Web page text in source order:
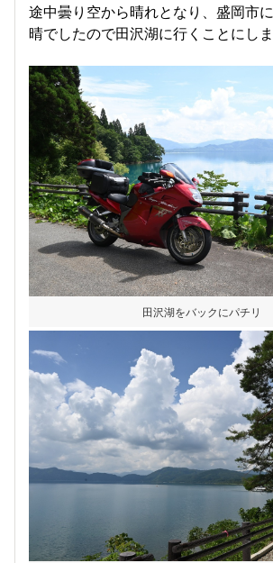
途中曇り空から晴れとなり、盛岡市
晴でしたので田沢湖に行くことにしま
田沢湖をバックにパチリ